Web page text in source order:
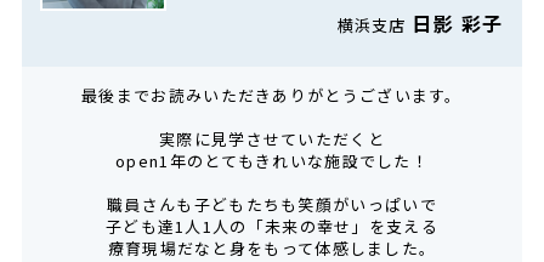
横浜支店 日影 彩子
最後までお読みいただきありがとうございます。
実際に見学させていただくと
open1年のとてもきれいな施設でした！
職員さんも子どもたちも笑顔がいっぱいで
子ども達1人1人の「未来の幸せ」を支える
療育現場だなと身をもって体感しました。